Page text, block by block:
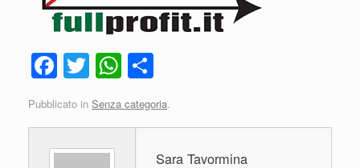
F
a
c
e
T
wi
tt
er
W
at
o
n
Pubblicato in Senza categoria.
Sara Tavormina